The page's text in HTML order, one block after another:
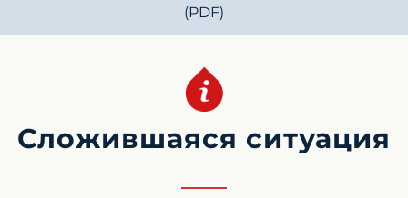
(PDF)
Сложившаяся ситуация